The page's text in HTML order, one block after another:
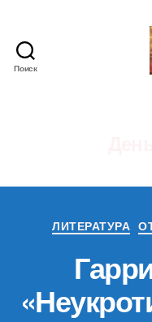
Поиск
ЛИТЕРАТУРА